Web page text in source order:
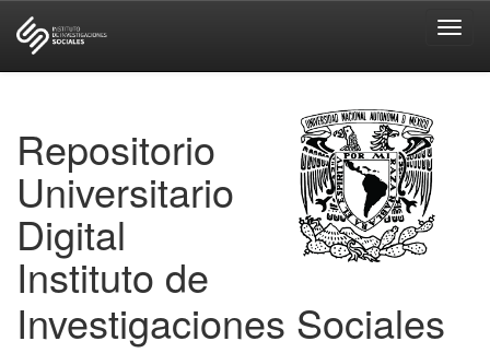
Repositorio
Universitario
Digital
Instituto de
Investigaciones Sociales